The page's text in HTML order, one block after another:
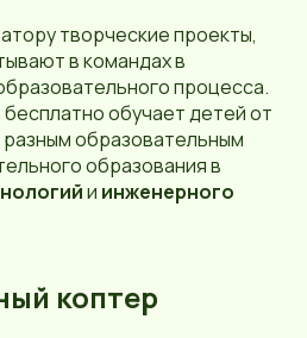
творческие проекты,
в командах в
процесса.
бесплатно обучает детей от
образовательным
образования в
и инженерного
коптер